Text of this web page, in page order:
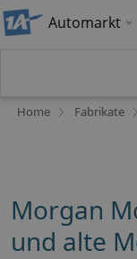
Automarkt
Home Fabrikate
Morgan
und alte